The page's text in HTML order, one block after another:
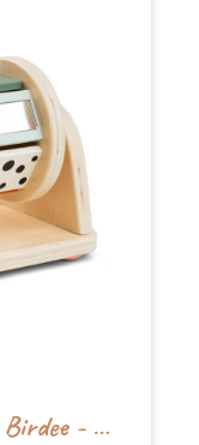
Jouet d'activité tournant - Birdee - Mélange de couleurs